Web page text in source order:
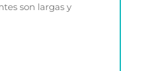
son largas y